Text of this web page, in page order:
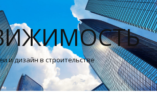
и дизайн в строительстве